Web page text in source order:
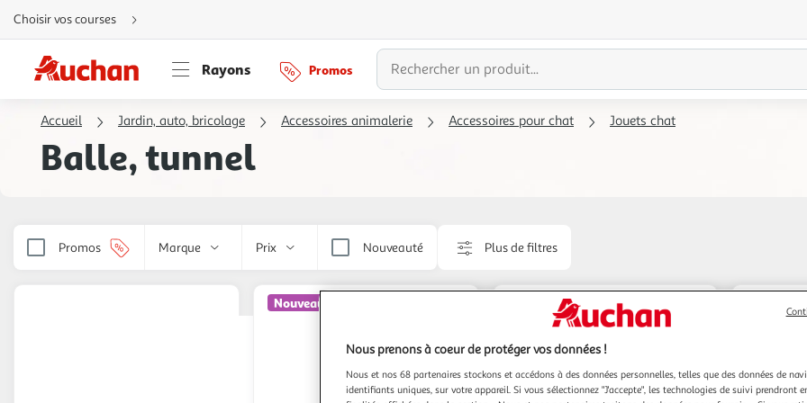
Aller
directement
au
Aller
directement
à
Aller
navigation
besoin
Choisir vos courses
Rayons Promos
Accueil Jardin, auto, bricolage Accessoires animalerie Accessoires pour chat Jouets chat
Balle, tunnel
Promos Marque Prix Nouveauté Plus de filtres
Nouveauté Nouveauté
Nous prenons à coeur de protéger vos données !
Nous et nos 68 partenaires stockons et accédons à des données personnelles, telles que des données de
identifiants uniques, sur votre appareil. Si vous sélectionnez "J'accepte", les technologies de suivi prendront